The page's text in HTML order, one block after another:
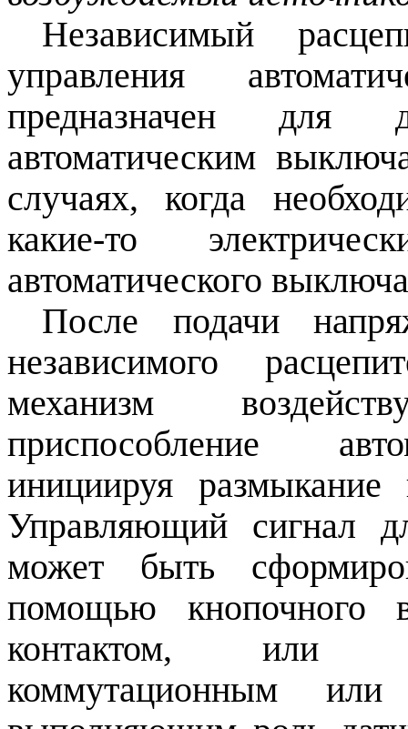
Независимый
управления
предназначен для
автоматическим
случаях, когда
какие-то
автоматического
После подачи
независимого
механизм
приспособление
инициируя размыкание
Управляющий сигнал
может быть
помощью кнопочного
контактом, или
коммутационным или